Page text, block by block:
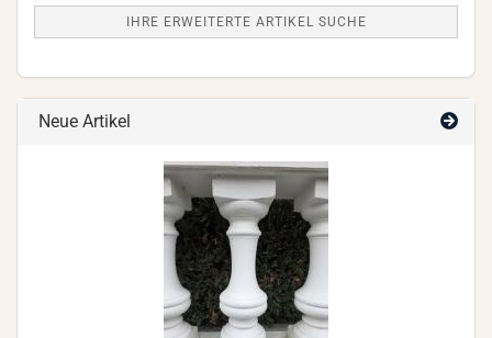
IHRE ERWEITERTE ARTIKEL SUCHE
Neue Artikel